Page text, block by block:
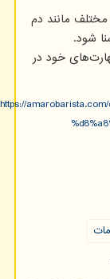
مختلف مانند دم
شود.
خود در
https://